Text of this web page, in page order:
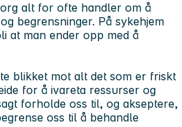
alt for ofte handler om å
begrensninger. På sykehjem
at man ender opp med å
blikket mot alt det som er friskt
for å ivareta ressurser og
forholde oss til, og akseptere,
oss til å behandle